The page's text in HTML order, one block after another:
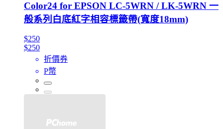
Color24 for EPSON LC-5WRN / LK-5WRN 一
般系列白底紅字相容標籤帶(寬度18mm)
$250
$250
折價券
P幣